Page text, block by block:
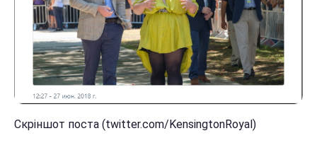
Скріншот поста (twitter.com/KensingtonRoyal)